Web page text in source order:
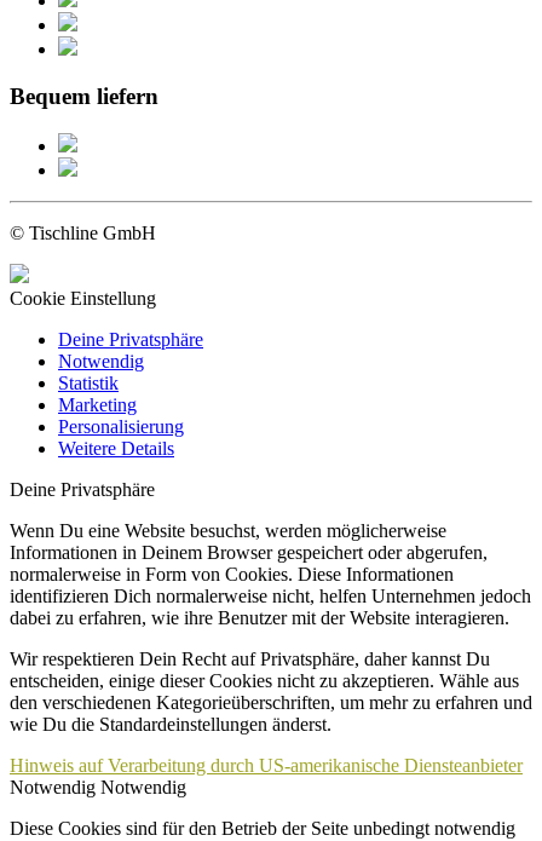
Bequem liefern
© Tischline GmbH
Cookie Einstellung
Deine Privatsphäre
Notwendig
Statistik
Marketing
Personalisierung
Weitere Details
Deine Privatsphäre
Wenn Du eine Website besuchst, werden möglicherweise
Informationen in Deinem Browser gespeichert oder abgerufen,
normalerweise in Form von Cookies. Diese Informationen
identifizieren Dich normalerweise nicht, helfen Unternehmen jedoch
dabei zu erfahren, wie ihre Benutzer mit der Website interagieren.
Wir respektieren Dein Recht auf Privatsphäre, daher kannst Du
entscheiden, einige dieser Cookies nicht zu akzeptieren. Wähle aus
den verschiedenen Kategorieüberschriften, um mehr zu erfahren und
wie Du die Standardeinstellungen änderst.
Hinweis auf Verarbeitung durch US-amerikanische Diensteanbieter
Notwendig Notwendig
Diese Cookies sind für den Betrieb der Seite unbedingt notwendig